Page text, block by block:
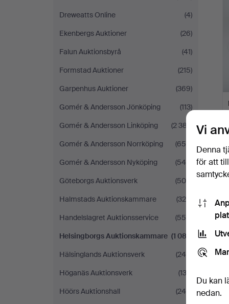
Dreweatts Online
(4)
Ekenbergs Auktioner
(26)
Falun Auktionsbyrå
(41)
Formstad Auktioner
(215)
Garpenhus Auktioner
(369)
Gomér & Andersson Jönköping
(113)
Gomér & Andersson Linköping
(2 387)
Gomér & Andersson Norrköping
(655)
Gomér & Andersson Nyköping
(545)
Göteborgs Auktionsverk
(509)
Halmstads Auktionskammare
(328)
Handelslagret Auktionsservice
(556)
Helsingborgs Auktionskammare (1 087)
Hälsinglands Auktionsverk
(248)
Höganäs Auktionsverk
(132)
Höörs Auktionshall
(245)
Vi
Denna
för att
Du kan
nedan.